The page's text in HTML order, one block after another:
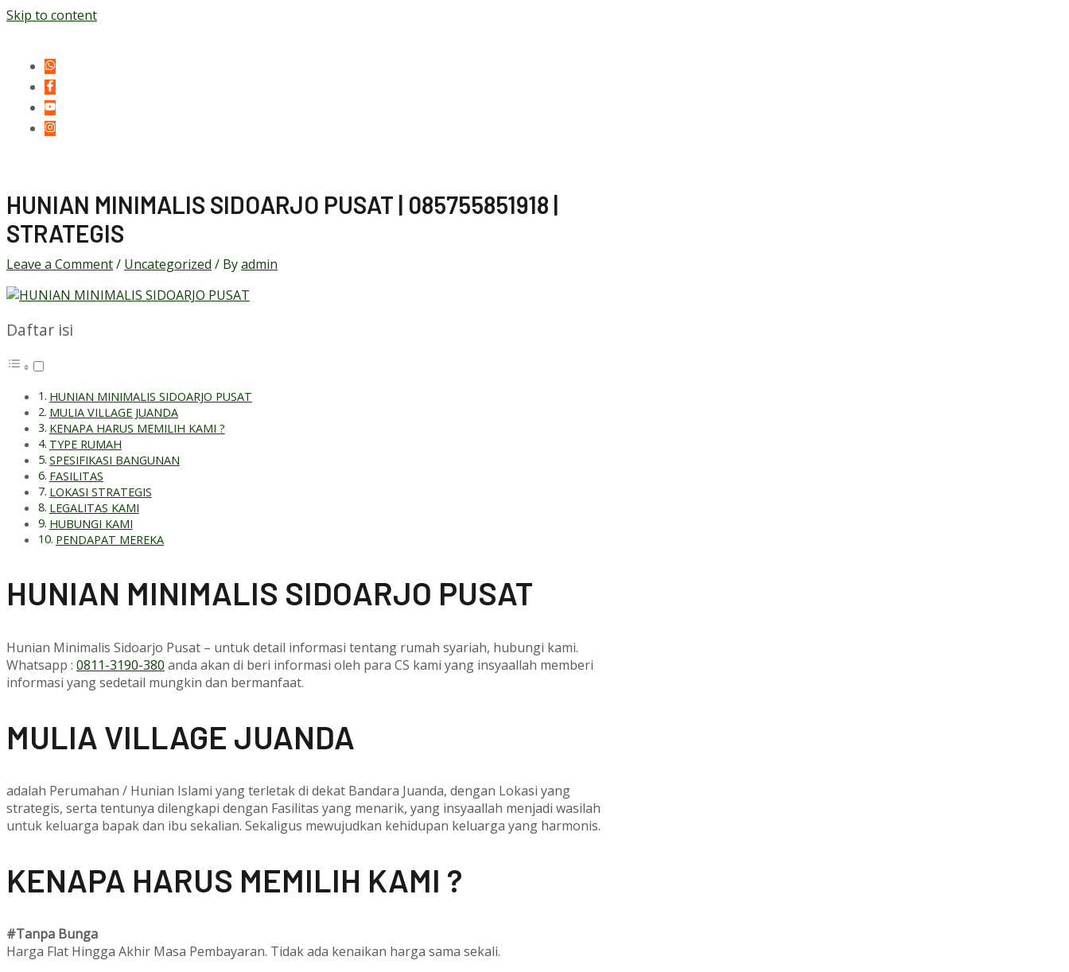
Skip to content
HUNIAN MINIMALIS SIDOARJO PUSAT | 085755851918 |
STRATEGIS
Leave a Comment/ Uncategorized / Byadmin
Daftar isi
HUNIAN MINIMALIS SIDOARJO PUSAT
MULIA VILLAGE JUANDA
KENAPA HARUS MEMILIH KAMI ?
TYPE RUMAH
SPESIFIKASI BANGUNAN
FASILITAS
LOKASI STRATEGIS
LEGALITAS KAMI
HUBUNGI KAMI
PENDAPAT MEREKA
HUNIAN MINIMALIS SIDOARJO PUSAT
Hunian Minimalis Sidoarjo Pusat – untuk detail informasi tentang rumah syariah, hubungi kami.
Whatsapp : 0811-3190-380 anda akan di beri informasi oleh para CS kami yang insyaallah memberi
informasi yang sedetail mungkin dan bermanfaat.
MULIA VILLAGE JUANDA
adalah Perumahan / Hunian Islami yang terletak di dekat Bandara Juanda, dengan Lokasi yang
strategis, serta tentunya dilengkapi dengan Fasilitas yang menarik, yang insyaallah menjadi wasilah
untuk keluarga bapak dan ibu sekalian. Sekaligus mewujudkan kehidupan keluarga yang harmonis.
KENAPA HARUS MEMILIH KAMI ?
#Tanpa Bunga
Harga Flat Hingga Akhir Masa Pembayaran. Tidak ada kenaikan harga sama sekali.